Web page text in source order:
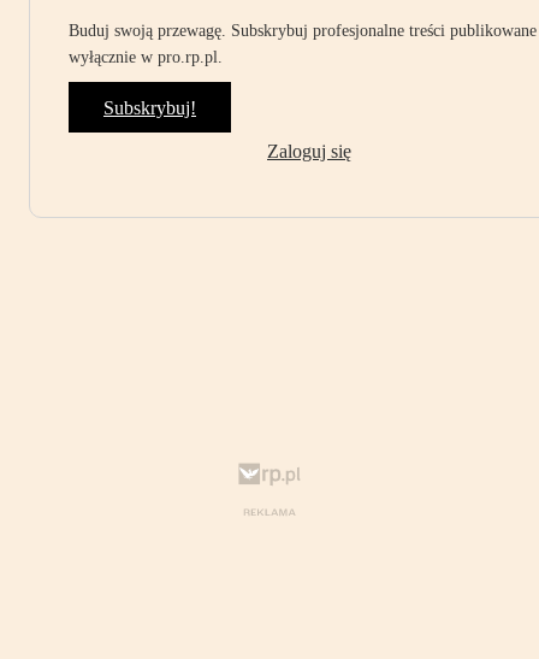
Buduj swoją przewagę. Subskrybuj profesjonalne treści publikowane
wyłącznie w pro.rp.pl.
Subskrybuj!
Zaloguj się